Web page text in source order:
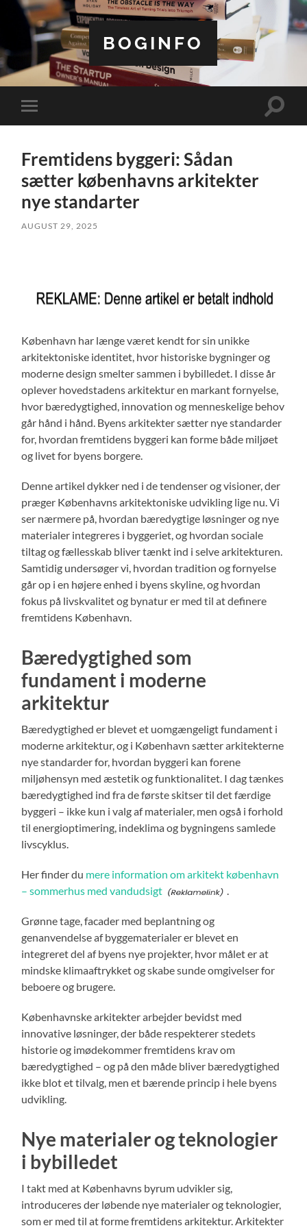
BOGINFO
Toggle
mobile
Toggle
Fremtidens byggeri: Sådan
sætter københavns arkitekter
nye standarter
AUGUST 29, 2025
København har længe været kendt for sin unikke
arkitektoniske identitet, hvor historiske bygninger og
moderne design smelter sammen i bybilledet. I disse år
oplever hovedstadens arkitektur en markant fornyelse,
hvor bæredygtighed, innovation og menneskelige behov
går hånd i hånd. Byens arkitekter sætter nye standarder
for, hvordan fremtidens byggeri kan forme både miljøet
og livet for byens borgere.
Denne artikel dykker ned i de tendenser og visioner, der
præger Københavns arkitektoniske udvikling lige nu. Vi
ser nærmere på, hvordan bæredygtige løsninger og nye
materialer integreres i byggeriet, og hvordan sociale
tiltag og fællesskab bliver tænkt ind i selve arkitekturen.
Samtidig undersøger vi, hvordan tradition og fornyelse
går op i en højere enhed i byens skyline, og hvordan
fokus på livskvalitet og bynatur er med til at definere
fremtidens København.
Bæredygtighed som
fundament i moderne
arkitektur
Bæredygtighed er blevet et uomgængeligt fundament i
moderne arkitektur, og i København sætter arkitekterne
nye standarder for, hvordan byggeri kan forene
miljøhensyn med æstetik og funktionalitet. I dag tænkes
bæredygtighed ind fra de første skitser til det færdige
byggeri – ikke kun i valg af materialer, men også i forhold
til energioptimering, indeklima og bygningens samlede
livscyklus.
Her finder du mere information om arkitekt københavn
– sommerhus med vandudsigt
Grønne tage, facader med beplantning og
genanvendelse af byggematerialer er blevet en
integreret del af byens nye projekter, hvor målet er at
mindske klimaaftrykket og skabe sunde omgivelser for
beboere og brugere.
Københavnske arkitekter arbejder bevidst med
innovative løsninger, der både respekterer stedets
historie og imødekommer fremtidens krav om
bæredygtighed – og på den måde bliver bæredygtighed
ikke blot et tilvalg, men et bærende princip i hele byens
udvikling.
Nye materialer og teknologier
i bybilledet
I takt med at Københavns byrum udvikler sig,
introduceres der løbende nye materialer og teknologier,
som er med til at forme fremtidens arkitektur. Arkitekter